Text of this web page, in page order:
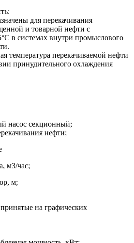
для перекачивания
и товарной нефти с
в системах внутри промыслового
температура перекачиваемой нефти
принудительного охлаждения
насос секционный;
нефти;
м3/час;
м;
на графических